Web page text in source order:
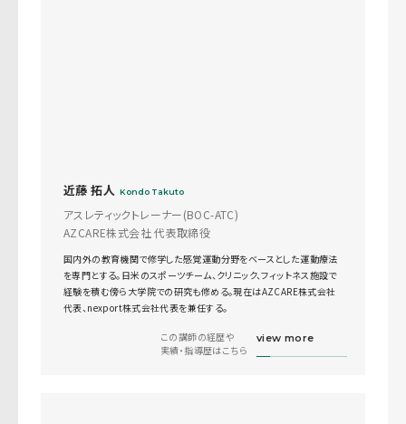
近藤 拓人 Kondo Takuto
アスレティックトレーナー(BOC-ATC)
AZCARE株式会社 代表取締役
国内外の教育機関で修学した感覚運動分野をベースとした運動療法
を専門とする。日米のスポーツチーム、クリニック、フィットネス施設で
経験を積む傍ら大学院での研究も修める。現在はAZCARE株式会社
代表、nexport株式会社代表を兼任する。
この講師の経歴や
実績・指導歴はこちら
view more